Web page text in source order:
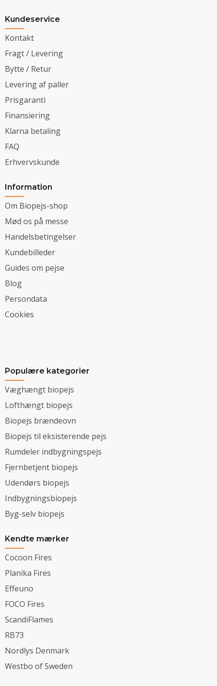
Kundeservice
Kontakt
Fragt / Levering
Bytte / Retur
Levering af paller
Prisgaranti
Finansiering
Klarna betaling
FAQ
Erhvervskunde
Information
Om Biopejs-shop
Mød os på messe
Handelsbetingelser
Kundebilleder
Guides om pejse
Blog
Persondata
Cookies
Populære kategorier
Væghængt biopejs
Lofthængt biopejs
Biopejs brændeovn
Biopejs til eksisterende pejs
Rumdeler indbygningspejs
Fjernbetjent biopejs
Udendørs biopejs
Indbygningsbiopejs
Byg-selv biopejs
Kendte mærker
Cocoon Fires
Planika Fires
Effeuno
FOCO Fires
ScandiFlames
RB73
Nordlys Denmark
Westbo of Sweden